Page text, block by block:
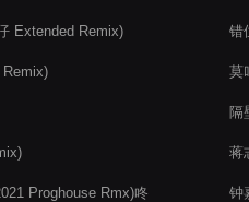
Extended Remix)
Proghouse Rmx)咚
错
莫
隔
蒋
钟